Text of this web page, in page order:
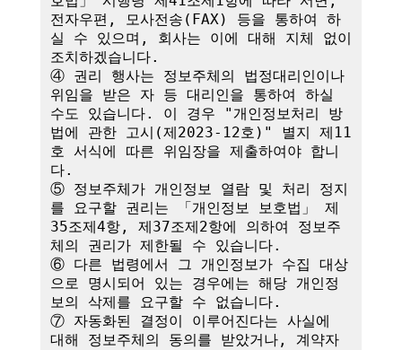
전자우편, 모사전송(FAX) 등을 통하여 하
실 수 있으며, 회사는 이에 대해 지체 없이
조치하겠습니다.
④ 권리 행사는 정보주체의 법정대리인이나
위임을 받은 자 등 대리인을 통하여 하실
수도 있습니다. 이 경우 "개인정보처리 방
법에 관한 고시(제2023-12호)" 별지 제11
호 서식에 따른 위임장을 제출하여야 합니
다.
⑤ 정보주체가 개인정보 열람 및 처리 정지
를 요구할 권리는 「개인정보 보호법」 제
35조제4항, 제37조제2항에 의하여 정보주
체의 권리가 제한될 수 있습니다.
⑥ 다른 법령에서 그 개인정보가 수집 대상
으로 명시되어 있는 경우에는 해당 개인정
보의 삭제를 요구할 수 없습니다.
⑦ 자동화된 결정이 이루어진다는 사실에
대해 정보주체의 동의를 받았거나, 계약자